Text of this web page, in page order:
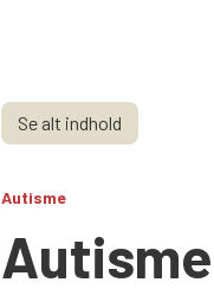
Se alt indhold
Autisme